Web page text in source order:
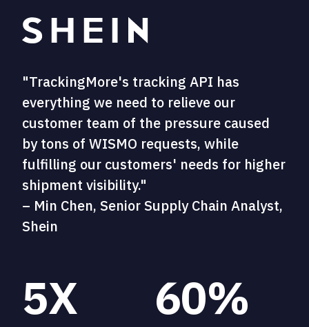
"TrackingMore's tracking API has
everything we need to relieve our
customer team of the pressure caused
by tons of WISMO requests, while
fulfilling our customers' needs for higher
shipment visibility."
– Min Chen, Senior Supply Chain Analyst,
Shein
5X 60%